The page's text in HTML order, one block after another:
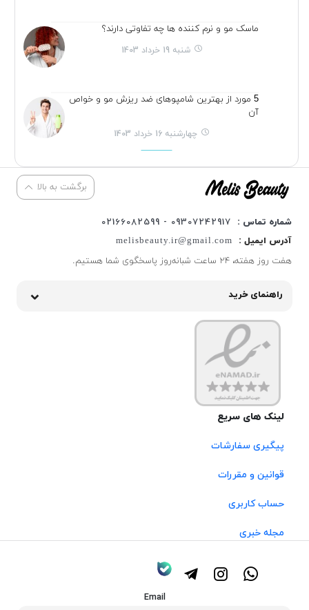
ماسک مو و نرم کننده ها چه تفاوتی دارند؟
شنبه 19 خرداد 1403
5 مورد از بهترین شامپوهای ضد ریزش مو و خواص
آن
چهارشنبه 16 خرداد 1403
برگشت به بالا
شماره تماس :
09307242917 - 02166082599
آدرس ایمیل :
melisbeauty.ir@gmail.com
هفت روز هفته، ۲۴ ساعت شبانه‌روز پاسخگوی شما هستیم.
راهنمای خرید
لینک های سریع
پیگیری سفارشات
قوانین و مقررات
حساب کاربری
مجله خبری
Email